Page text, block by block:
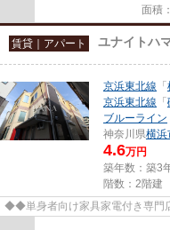
面積
賃貸｜アパート ユナイトハ
京浜東北線 「
京浜東北線 「
ブルーライン
神奈川県横浜
4.6万円
築年数：築3
階数：2階建
◆◆単身者向け家具家電付き専